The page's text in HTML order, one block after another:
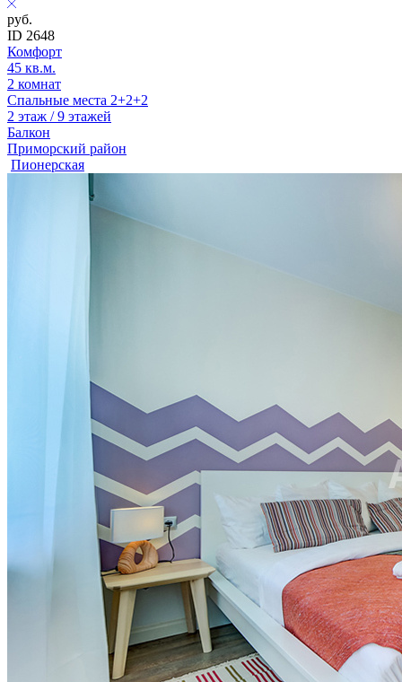
руб.
ID 2648
Комфорт
45 кв.м.
2 комнат
Спальные места 2+2+2
2 этаж / 9 этажей
Балкон
Приморский район
Пионерская